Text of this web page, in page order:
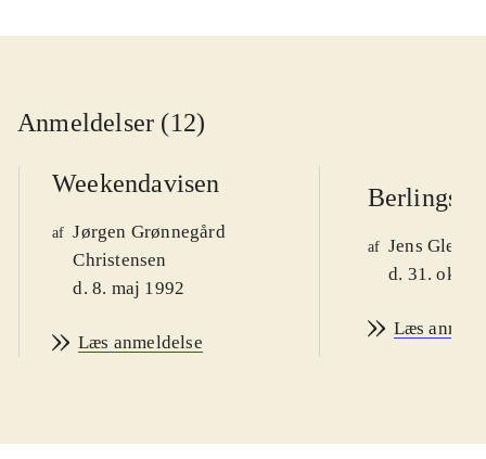
Anmeldelser (12)
Weekendavisen
af Jørgen Grønnegård
Christensen
d. 8. maj 1992
Læs anmeldelse
af Jens
d. 31. okt.
Læs